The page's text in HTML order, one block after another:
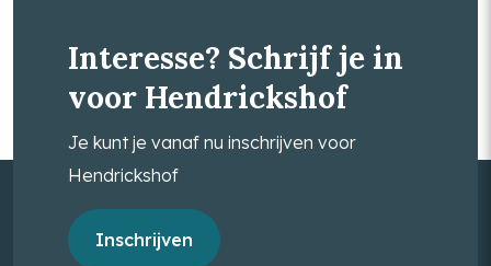
Interesse? Schrijf je in
voor Hendrickshof
Je kunt je vanaf nu inschrijven voor
Hendrickshof
Inschrijven